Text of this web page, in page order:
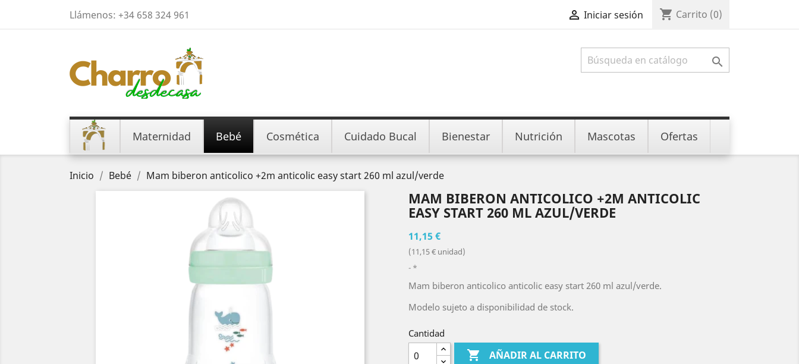
Llámenos: +34 658 324 961  Iniciar sesión shopping_cart Carrito (0)

Maternidad Bebé Cosmética Cuidado Bucal Bienestar Nutrición Mascotas Ofertas
Inicio Bebé Mam biberon anticolico +2m anticolic easy start 260 ml azul/verde
MAM BIBERON ANTICOLICO +2M ANTICOLIC
EASY START 260 ML AZUL/VERDE
11,15 €
(11,15 € unidad)
*
Mam biberon anticolico anticolic easy start 260 ml azul/verde.
Modelo sujeto a disponibilidad de stock.
Cantidad
 AÑADIR AL CARRITO